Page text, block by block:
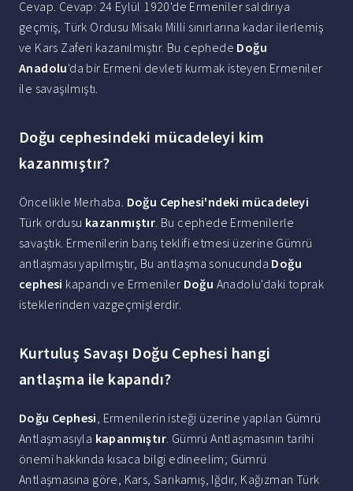
Cevap. Cevap: 24 Eylül 1920'de Ermeniler saldırıya
geçmiş, Türk Ordusu Misakı Milli sınırlarına kadar ilerlemiş
ve Kars Zaferi kazanılmıştır. Bu cephede Doğu
Anadolu'da bir Ermeni devleti kurmak isteyen Ermeniler
ile savaşılmıştı.
Doğu cephesindeki mücadeleyi kim
kazanmıştır?
Öncelikle Merhaba. Doğu Cephesi'ndeki mücadeleyi
Türk ordusu kazanmıştır. Bu cephede Ermenilerle
savaştık. Ermenilerin barış teklifi etmesi üzerine Gümrü
antlaşması yapılmıştır, Bu antlaşma sonucunda Doğu
cephesi kapandı ve Ermeniler Doğu Anadolu'daki toprak
isteklerinden vazgeçmişlerdir.
Kurtuluş Savaşı Doğu Cephesi hangi
antlaşma ile kapandı?
Doğu Cephesi, Ermenilerin isteği üzerine yapılan Gümrü
Antlaşmasıyla kapanmıştır. Gümrü Antlaşmasının tarihi
önemi hakkında kısaca bilgi edineelim; Gümrü
Antlaşmasına göre, Kars, Sarıkamış, Iğdır, Kağızman Türk